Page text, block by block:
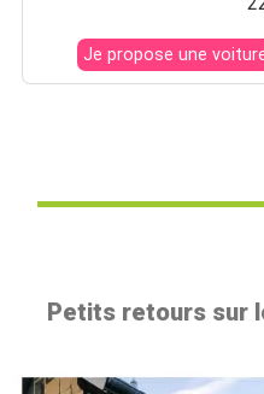
Petits retours sur